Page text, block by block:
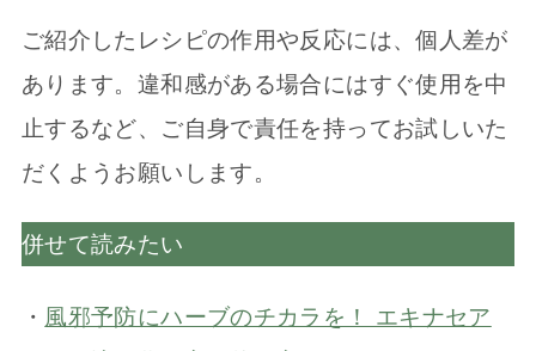
ご紹介したレシピの作用や反応には、個人差が
あります。違和感がある場合にはすぐ使用を中
止するなど、ご自身で責任を持ってお試しいた
だくようお願いします。
併せて読みたい
・ 風邪予防にハーブのチカラを！ エキナセア